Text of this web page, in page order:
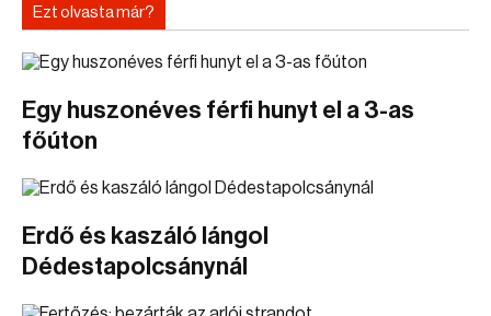
Ezt olvasta már?
Egy huszonéves férfi hunyt el a 3-as
főúton
Erdő és kaszáló lángol
Dédestapolcsánynál